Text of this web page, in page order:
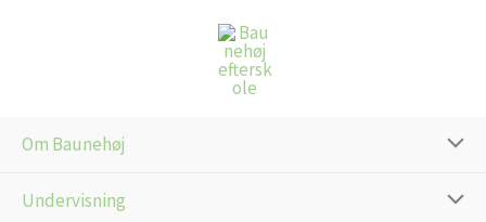
Om Baunehøj
Undervisning